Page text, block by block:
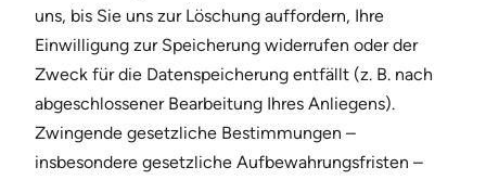
uns, bis Sie uns zur Löschung auffordern, Ihre
Einwilligung zur Speicherung widerrufen oder der
Zweck für die Datenspeicherung entfällt (z. B. nach
abgeschlossener Bearbeitung Ihres Anliegens).
Zwingende gesetzliche Bestimmungen –
insbesondere gesetzliche Aufbewahrungsfristen –